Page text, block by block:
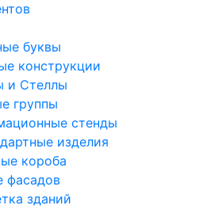
буквы
конструкции
и Стеллы
группы
стенды
изделия
короба
фасадов
зданий